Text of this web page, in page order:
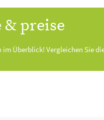
& preise
im Überblick! Vergleichen Sie